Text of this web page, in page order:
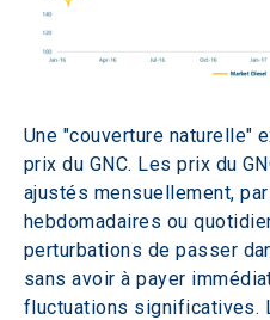
Une "couverture naturelle"
prix du GNC. Les prix du
ajustés mensuellement,
hebdomadaires ou
perturbations de passer
sans avoir à payer
fluctuations significatives.